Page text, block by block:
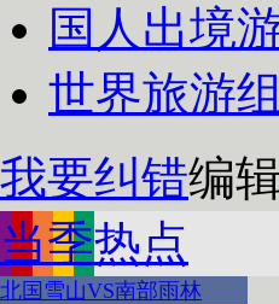
国人出境
世界旅游
我要纠错编
当季热点
北国雪山VS南部雨林